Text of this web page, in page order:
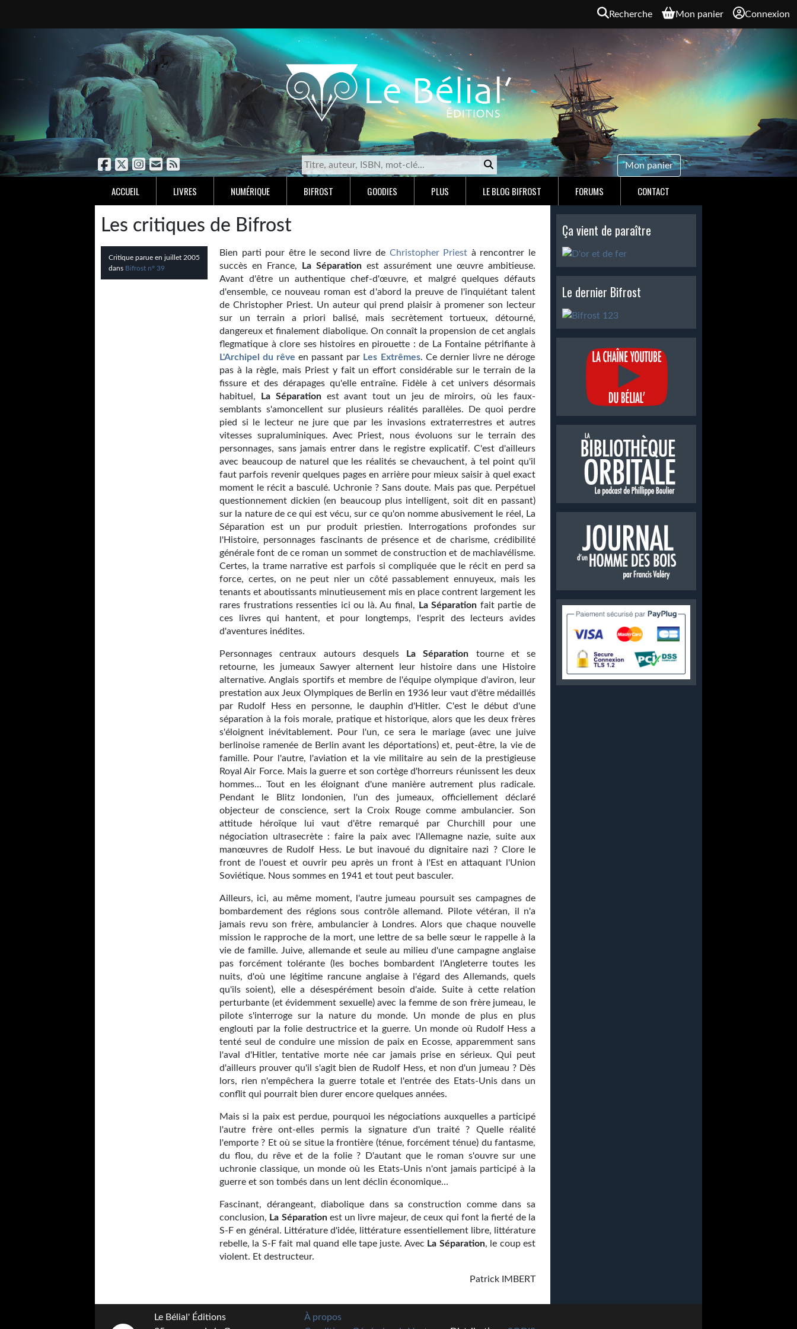
Recherche Mon panier Connexion
Mon panier
ACCUEIL LIVRES NUMÉRIQUE BIFROST GOODIES PLUS LE BLOG BIFROST FORUMS CONTACT
Les critiques de Bifrost
Critique parue en juillet 2005
dans Bifrost n° 39
Bien parti pour être le second livre de Christopher Priest à rencontrer le
succès en France, La Séparation est assurément une œuvre ambitieuse.
Avant d'être un authentique chef-d'œuvre, et malgré quelques défauts
d'ensemble, ce nouveau roman est d'abord la preuve de l'inquiétant talent
de Christopher Priest. Un auteur qui prend plaisir à promener son lecteur
sur un terrain a priori balisé, mais secrètement tortueux, détourné,
dangereux et finalement diabolique. On connaît la propension de cet anglais
flegmatique à clore ses histoires en pirouette : de La Fontaine pétrifiante à
L'Archipel du rêve en passant par Les Extrêmes. Ce dernier livre ne déroge
pas à la règle, mais Priest y fait un effort considérable sur le terrain de la
fissure et des dérapages qu'elle entraîne. Fidèle à cet univers désormais
habituel, La Séparation est avant tout un jeu de miroirs, où les faux-
semblants s'amoncellent sur plusieurs réalités parallèles. De quoi perdre
pied si le lecteur ne jure que par les invasions extraterrestres et autres
vitesses supraluminiques. Avec Priest, nous évoluons sur le terrain des
personnages, sans jamais entrer dans le registre explicatif. C'est d'ailleurs
avec beaucoup de naturel que les réalités se chevauchent, à tel point qu'il
faut parfois revenir quelques pages en arrière pour mieux saisir à quel exact
moment le récit a basculé. Uchronie ? Sans doute. Mais pas que. Perpétuel
questionnement dickien (en beaucoup plus intelligent, soit dit en passant)
sur la nature de ce qui est vécu, sur ce qu'on nomme abusivement le réel, La
Séparation est un pur produit priestien. Interrogations profondes sur
l'Histoire, personnages fascinants de présence et de charisme, crédibilité
générale font de ce roman un sommet de construction et de machiavélisme.
Certes, la trame narrative est parfois si compliquée que le récit en perd sa
force, certes, on ne peut nier un côté passablement ennuyeux, mais les
tenants et aboutissants minutieusement mis en place contrent largement les
rares frustrations ressenties ici ou là. Au final, La Séparation fait partie de
ces livres qui hantent, et pour longtemps, l'esprit des lecteurs avides
d'aventures inédites.
Personnages centraux autours desquels La Séparation tourne et se
retourne, les jumeaux Sawyer alternent leur histoire dans une Histoire
alternative. Anglais sportifs et membre de l'équipe olympique d'aviron, leur
prestation aux Jeux Olympiques de Berlin en 1936 leur vaut d'être médaillés
par Rudolf Hess en personne, le dauphin d'Hitler. C'est le début d'une
séparation à la fois morale, pratique et historique, alors que les deux frères
s'éloignent inévitablement. Pour l'un, ce sera le mariage (avec une juive
berlinoise ramenée de Berlin avant les déportations) et, peut-être, la vie de
famille. Pour l'autre, l'aviation et la vie militaire au sein de la prestigieuse
Royal Air Force. Mais la guerre et son cortège d'horreurs réunissent les deux
hommes… Tout en les éloignant d'une manière autrement plus radicale.
Pendant le Blitz londonien, l'un des jumeaux, officiellement déclaré
objecteur de conscience, sert la Croix Rouge comme ambulancier. Son
attitude héroïque lui vaut d'être remarqué par Churchill pour une
négociation ultrasecrète : faire la paix avec l'Allemagne nazie, suite aux
manœuvres de Rudolf Hess. Le but inavoué du dignitaire nazi ? Clore le
front de l'ouest et ouvrir peu après un front à l'Est en attaquant l'Union
Soviétique. Nous sommes en 1941 et tout peut basculer.
Ailleurs, ici, au même moment, l'autre jumeau poursuit ses campagnes de
bombardement des régions sous contrôle allemand. Pilote vétéran, il n'a
jamais revu son frère, ambulancier à Londres. Alors que chaque nouvelle
mission le rapproche de la mort, une lettre de sa belle sœur le rappelle à la
vie de famille. Juive, allemande et seule au milieu d'une campagne anglaise
pas forcément tolérante (les boches bombardent l'Angleterre toutes les
nuits, d'où une légitime rancune anglaise à l'égard des Allemands, quels
qu'ils soient), elle a désespérément besoin d'aide. Suite à cette relation
perturbante (et évidemment sexuelle) avec la femme de son frère jumeau, le
pilote s'interroge sur la nature du monde. Un monde de plus en plus
englouti par la folie destructrice et la guerre. Un monde où Rudolf Hess a
tenté seul de conduire une mission de paix en Ecosse, apparemment sans
l'aval d'Hitler, tentative morte née car jamais prise en sérieux. Qui peut
d'ailleurs prouver qu'il s'agit bien de Rudolf Hess, et non d'un jumeau ? Dès
lors, rien n'empêchera la guerre totale et l'entrée des Etats-Unis dans un
conflit qui pourrait bien durer encore quelques années.
Mais si la paix est perdue, pourquoi les négociations auxquelles a participé
l'autre frère ont-elles permis la signature d'un traité ? Quelle réalité
l'emporte ? Et où se situe la frontière (ténue, forcément ténue) du fantasme,
du flou, du rêve et de la folie ? D'autant que le roman s'ouvre sur une
uchronie classique, un monde où les Etats-Unis n'ont jamais participé à la
guerre et son tombés dans un lent déclin économique…
Fascinant, dérangeant, diabolique dans sa construction comme dans sa
conclusion, La Séparationest un livre majeur, de ceux qui font la fierté de la
S-F en général. Littérature d'idée, littérature essentiellement libre, littérature
rebelle, la S-F fait mal quand elle tape juste. Avec La Séparation, le coup est
violent. Et destructeur.
Patrick IMBERT
Ça vient de paraître
Le dernier Bifrost
Le Bélial' Éditions
À propos